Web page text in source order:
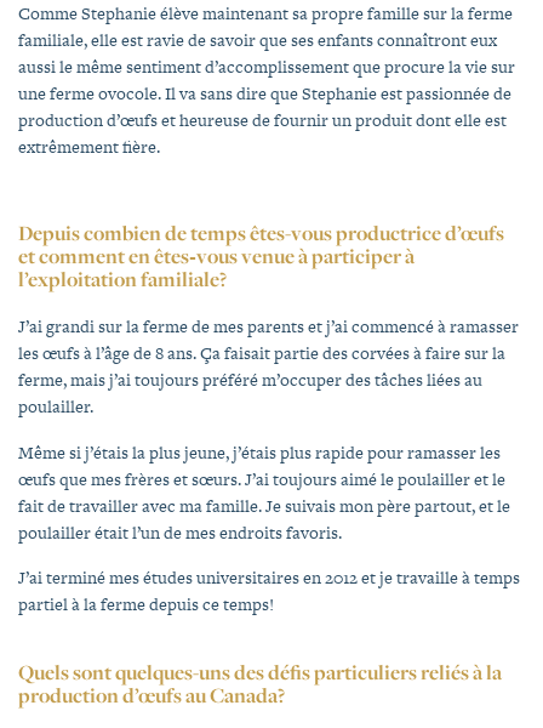
Comme Stephanie élève maintenant sa propre famille sur la ferme
familiale, elle est ravie de savoir que ses enfants connaîtront eux
aussi le même sentiment d’accomplissement que procure la vie sur
une ferme ovocole. Il va sans dire que Stephanie est passionnée de
production d’œufs et heureuse de fournir un produit dont elle est
extrêmement fière.
Depuis combien de temps êtes-vous productrice d’œufs
et comment en êtes‑vous venue à participer à
l’exploitation familiale?
J’ai grandi sur la ferme de mes parents et j’ai commencé à ramasser
les œufs à l’âge de 8 ans. Ça faisait partie des corvées à faire sur la
ferme, mais j’ai toujours préféré m’occuper des tâches liées au
poulailler.
Même si j’étais la plus jeune, j’étais plus rapide pour ramasser les
œufs que mes frères et sœurs. J’ai toujours aimé le poulailler et le
fait de travailler avec ma famille. Je suivais mon père partout, et le
poulailler était l’un de mes endroits favoris.
J’ai terminé mes études universitaires en 2012 et je travaille à temps
partiel à la ferme depuis ce temps!
Quels sont quelques-uns des défis particuliers reliés à la
production d’œufs au Canada?